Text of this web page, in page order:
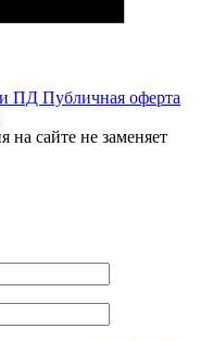
ПД Публичная оферта
сайте не заменяет